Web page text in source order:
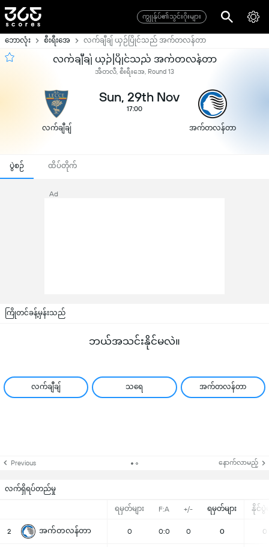
ကျွုန်ုပ်၏သွင်းဂိုးများ
ဘောလုံး စီးရီးအေ လက်ချီချ် ယှဉ်ပြိုင်သည် အက်တလန်တာ
လက်ချီချ် ယှဉ်ပြိုင်သည် အက်တလန်တာ
အီတလီ, စီးရီးအေ, Round 13
လက်ချီချ်
Sun, 29th Nov
17:00
အက်တလန်တာ
ပွဲစဉ် ထိပ်တိုက်
Ad
ကြိုတင်ခန့်မှန်းသည်
ဘယ်အသင်းနိုင်မလဲ။
လက်ချီချ် သရေ အက်တလန်တာ
Previous နောက်လာမည့်
လက်ရှိရပ်တည်မှု
ရမှတ်များ F:A +/- ရမှတ်များ နိုင်ပွဲမ
2 အက်တလန်တာ 0 0:0 0 0 0